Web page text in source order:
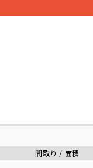
間取り / 面積